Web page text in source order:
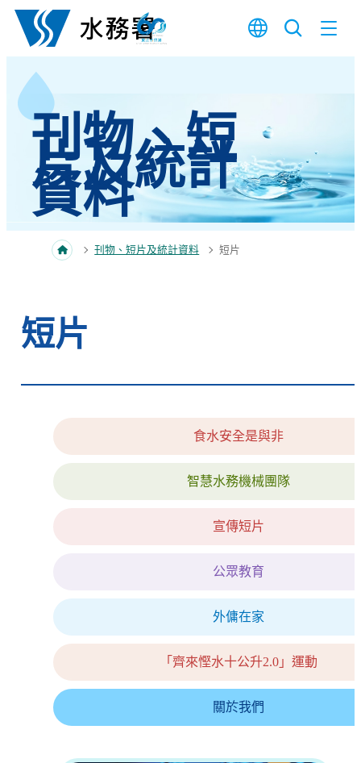
跳至內容
刊物、短
片及統計
資料
刊物、短片及統計資料 短片
短片
食水安全是與非
智慧水務機械團隊
宣傳短片
公眾教育
外傭在家
「齊來慳水十公升2.0」運動
關於我們